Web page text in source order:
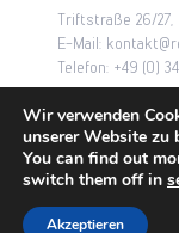
Triftstraße 26/27,
E-Mail:
Telefon: +49 (0)
Kanzlei
Eisfelder Straße
E-Mail:
Telefon: +49 (0)
Wir verwenden
unserer Website zu
You can find out
switch them off in
Akzeptieren